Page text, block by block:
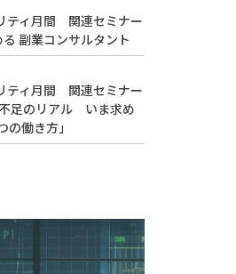
ティ月間 関連セミナー
副業コンサルタント
ティ月間 関連セミナー
足のリアル いま求め
の働き方」